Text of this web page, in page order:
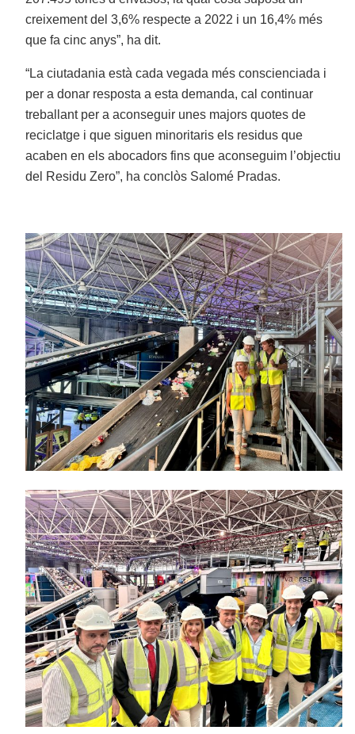
creixement del 3,6% respecte a 2022 i un 16,4% més
que fa cinc anys”, ha dit.
“La ciutadania està cada vegada més conscienciada i
per a donar resposta a esta demanda, cal continuar
treballant per a aconseguir unes majors quotes de
reciclatge i que siguen minoritaris els residus que
acaben en els abocadors fins que aconseguim l’objectiu
del Residu Zero”, ha conclòs Salomé Pradas.